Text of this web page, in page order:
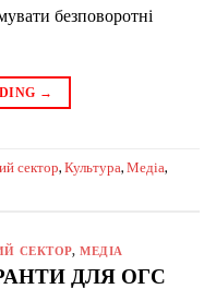
безповоротні
→
сектор, Культура, Медіа,
СЕКТОР,МЕДІА
ДЛЯ ОГС